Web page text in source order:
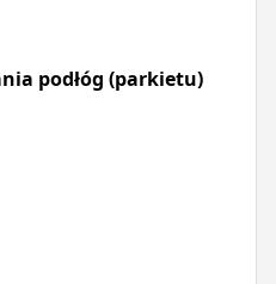
podłóg (parkietu)